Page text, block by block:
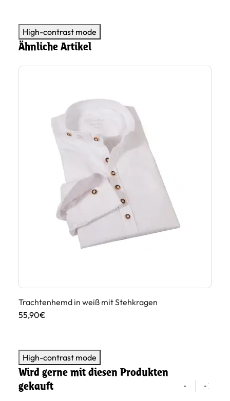
High-contrast mode
Ähnliche Artikel
Trachtenhemd in weiß mit Stehkragen
55,90€
High-contrast mode
Wird gerne mit diesen Produkten
gekauft